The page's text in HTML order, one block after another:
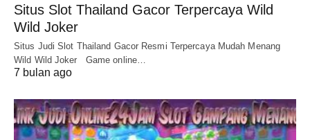
Situs Slot Thailand Gacor Terpercaya Wild
Wild Joker
Situs Judi Slot Thailand Gacor Resmi Terpercaya Mudah Menang
Wild Wild Joker Game online…
7 bulan ago